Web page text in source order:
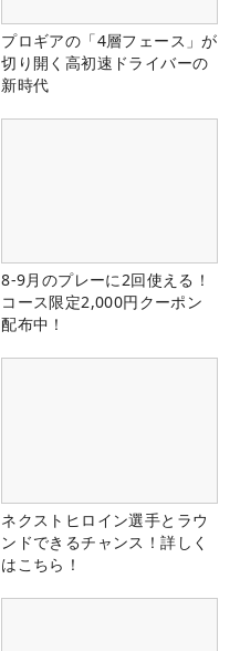
プロギアの「4層フェース」が
切り開く高初速ドライバーの
新時代
8-9月のプレーに2回使える！
コース限定2,000円クーポン
配布中！
ネクストヒロイン選手とラウ
ンドできるチャンス！詳しく
はこちら！